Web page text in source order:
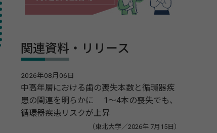
関連資料・リリース
2026年08月06日
中高年層における歯の喪失本数と循環器疾
患の関連を明らかに 1～4本の喪失でも、
循環器疾患リスクが上昇
（東北大学／2026年 7月15日）